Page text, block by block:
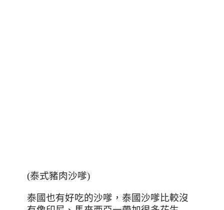
(泰式豬肉沙嗲)
泰國也有好吃的沙嗲，泰國沙嗲比較沒